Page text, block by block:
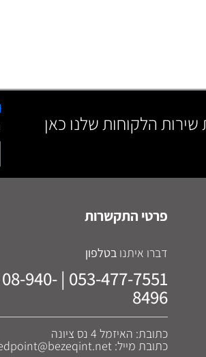
שירות הלקוחות שלנו כאן
פרטי התקשרות
דברו איתנו בטלפון
053-477-7551 | 08-940-
8496
כתובת: האיזמל 4 נס ציונה
כתובת מייל: redpoint@bezeqint.net